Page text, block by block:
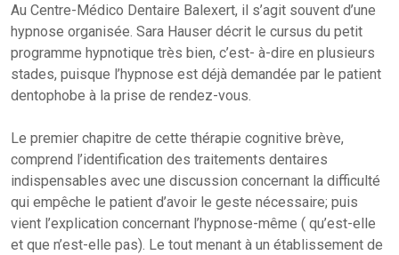
Au Centre-Médico Dentaire Balexert, il s’agit souvent d’une
hypnose organisée. Sara Hauser décrit le cursus du petit
programme hypnotique très bien, c’est- à-dire en plusieurs
stades, puisque l’hypnose est déjà demandée par le patient
dentophobe à la prise de rendez-vous.
Le premier chapitre de cette thérapie cognitive brève,
comprend l’identification des traitements dentaires
indispensables avec une discussion concernant la difficulté
qui empêche le patient d’avoir le geste nécessaire; puis
vient l’explication concernant l’hypnose-même ( qu’est-elle
et que n’est-elle pas). Le tout menant à un établissement de